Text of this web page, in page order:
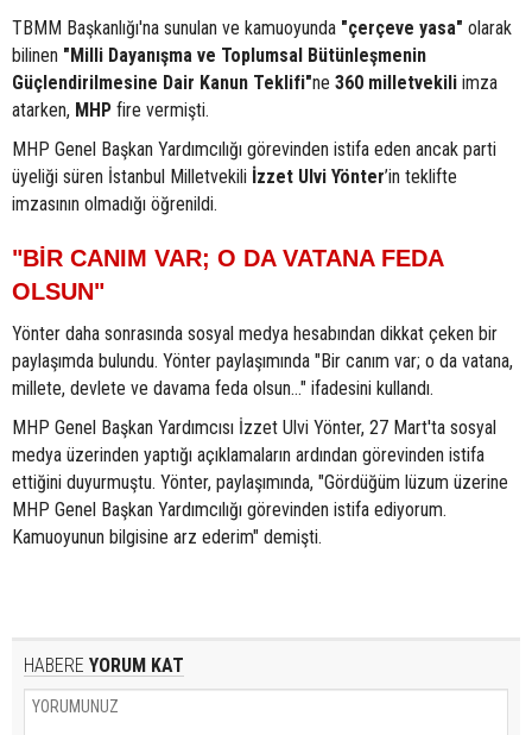
TBMM Başkanlığı'na sunulan ve kamuoyunda "çerçeve yasa" olarak
bilinen "Milli Dayanışma ve Toplumsal Bütünleşmenin
Güçlendirilmesine Dair Kanun Teklifi"ne 360 milletvekili imza
atarken, MHP fire vermişti.
MHP Genel Başkan Yardımcılığı görevinden istifa eden ancak parti
üyeliği süren İstanbul Milletvekili İzzet Ulvi Yönter’in teklifte
imzasının olmadığı öğrenildi.
"BİR CANIM VAR; O DA VATANA FEDA
OLSUN"
Yönter daha sonrasında sosyal medya hesabından dikkat çeken bir
paylaşımda bulundu. Yönter paylaşımında "Bir canım var; o da vatana,
millete, devlete ve davama feda olsun…" ifadesini kullandı.
MHP Genel Başkan Yardımcısı İzzet Ulvi Yönter, 27 Mart'ta sosyal
medya üzerinden yaptığı açıklamaların ardından görevinden istifa
ettiğini duyurmuştu. Yönter, paylaşımında, "Gördüğüm lüzum üzerine
MHP Genel Başkan Yardımcılığı görevinden istifa ediyorum.
Kamuoyunun bilgisine arz ederim" demişti.
HABERE YORUM KAT